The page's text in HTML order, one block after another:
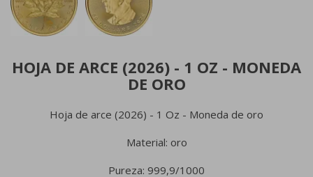
HOJA DE ARCE (2026) - 1 OZ - MONEDA
DE ORO
Hoja de arce (2026) - 1 Oz - Moneda de oro
Material: oro
Pureza: 999,9/1000